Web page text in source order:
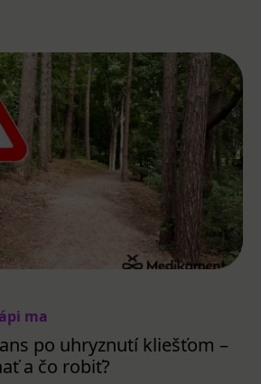
ma
po uhryznutí kliešťom –
a čo robiť?